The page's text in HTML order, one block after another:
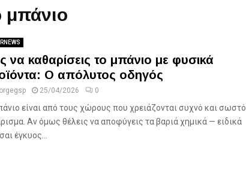
να καθαρίσεις το μπάνιο με φυσικά
Ο απόλυτος οδηγός
25/04/2026 0
είναι από τους χώρους που χρειάζονται συχνό και σωστό
Αν όμως θέλεις να αποφύγεις τα βαριά χημικά — ειδικά
έγκυος...